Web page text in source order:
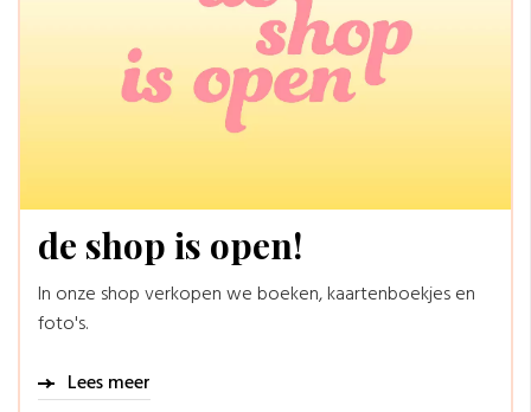
de shop is open!
In onze shop verkopen we boeken, kaartenboekjes en
foto's.
Lees meer